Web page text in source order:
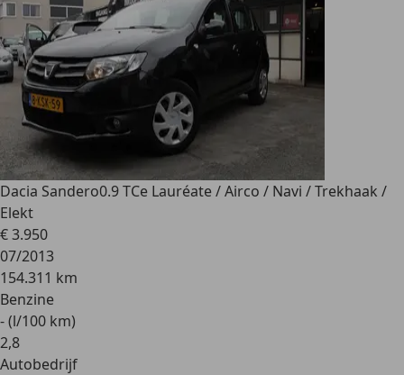
Dacia Sandero0.9 TCe Lauréate / Airco / Navi / Trekhaak /
Elekt
€ 3.950
07/2013
154.311 km
Benzine
- (l/100 km)
2,8
Autobedrijf